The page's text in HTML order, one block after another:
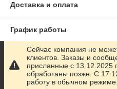
Доставка и оплата
График работы
Полная версия сайта
Сайт создан на маркетплейсе
Сейчас компания не
клиентов. Заказы и
присланные с 13.12.2025
обработаны позже. С
работу в обычном режиме.